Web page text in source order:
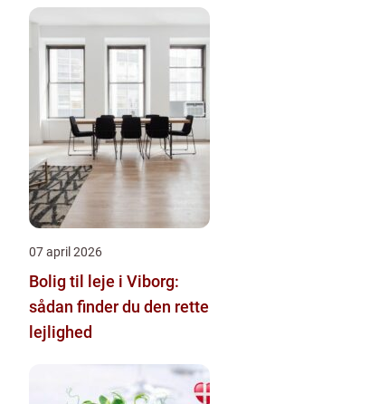
07 april 2026
Bolig til leje i Viborg:
sådan finder du den rette
lejlighed